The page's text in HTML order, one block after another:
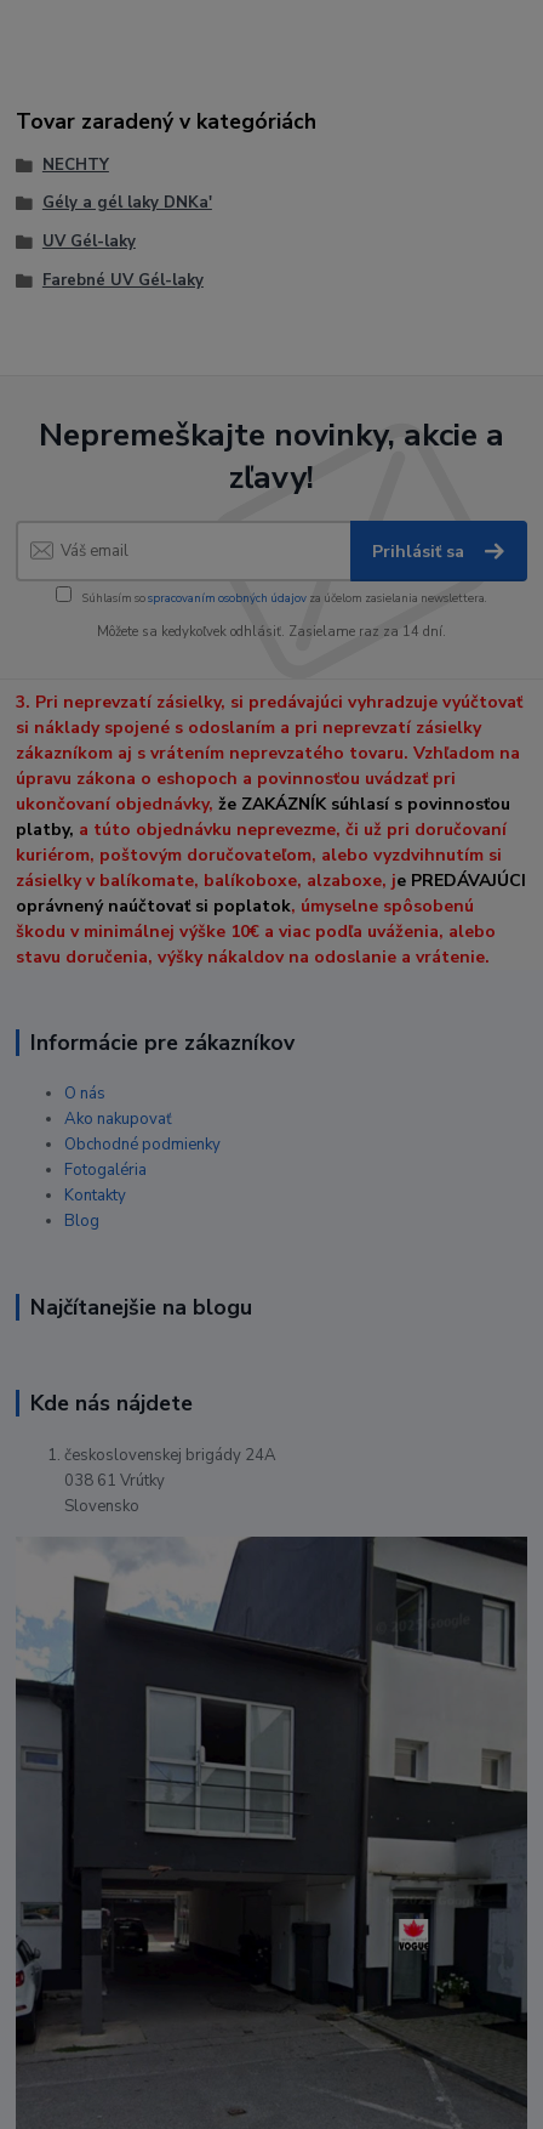
Tovar zaradený v kategóriách
NECHTY
Gély a gél laky DNKa'
UV Gél-laky
Farebné UV Gél-laky
Nepremeškajte novinky, akcie a
zľavy!
Prihlásiť sa
Súhlasím sospracovaním osobných údajov za účelom zasielania newslettera.
Môžete sa kedykoľvek odhlásiť. Zasielame raz za 14 dní.
3. Pri neprevzatí zásielky, si predávajúci vyhradzuje vyúčtovať
si náklady spojené s odoslaním a pri neprevzatí zásielky
zákazníkom aj s vrátením neprevzatého tovaru. Vzhľadom na
úpravu zákona o eshopoch a povinnosťou uvádzať pri
ukončovaní objednávky,že ZAKÁZNÍK súhlasí s povinnosťou
platby, a túto objednávku neprevezme, či už pri doručovaní
kuriérom, poštovým doručovateľom, alebo vyzdvihnutím si
zásielky v balíkomate, balíkoboxe, alzaboxe, je PREDÁVAJÚCI
oprávnený naúčtovať si poplatok, úmyselne spôsobenú
škodu v minimálnej výške 10€ a viac podľa uváženia, alebo
stavu doručenia, výšky nákaldov na odoslanie a vrátenie.
Informácie pre zákazníkov
O nás
Ako nakupovať
Obchodné podmienky
Fotogaléria
Kontakty
Blog
Najčítanejšie na blogu
Kde nás nájdete
československej brigády 24A
038 61 Vrútky
Slovensko